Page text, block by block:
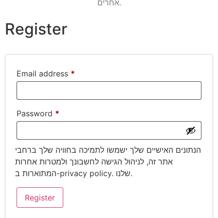
S
Add to cart
באתר מקבלים מגוון
אחרים.
Register
Email address *
Password *
הנתונים האישיים שלך ישמשו לתמיכה בחוויה שלך ברחבי
אתר זה, לניהול הגישה לחשבונך ולמטרות אחרות
המתוארות ב-privacy policy . שלנו.
Register